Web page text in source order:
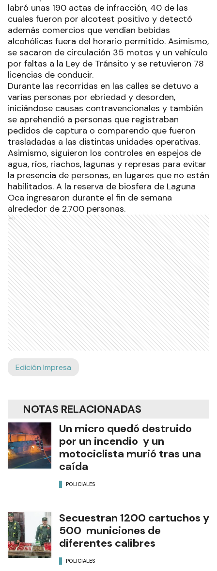
labró unas 190 actas de infracción, 40 de las
cuales fueron por alcotest positivo y detectó
además comercios que vendían bebidas
alcohólicas fuera del horario permitido. Asimismo,
se sacaron de circulación 35 motos y un vehículo
por faltas a la Ley de Tránsito y se retuvieron 78
licencias de conducir.
Durante las recorridas en las calles se detuvo a
varias personas por ebriedad y desorden,
iniciándose causas contravencionales y también
se aprehendió a personas que registraban
pedidos de captura o comparendo que fueron
trasladadas a las distintas unidades operativas.
Asimismo, siguieron los controles en espejos de
agua, ríos, riachos, lagunas y represas para evitar
la presencia de personas, en lugares que no están
habilitados. A la reserva de biosfera de Laguna
Oca ingresaron durante el fin de semana
alrededor de 2.700 personas.
Ads
Edición Impresa
NOTAS RELACIONADAS
Un micro quedó destruido
por un incendio y un
motociclista murió tras una
caída
POLICIALES
Secuestran 1200 cartuchos y
500 municiones de
diferentes calibres
POLICIALES